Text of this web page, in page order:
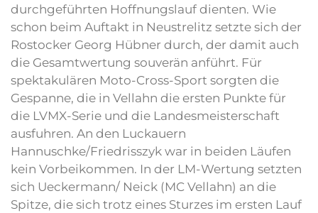
durchgeführten Hoffnungslauf dienten. Wie
schon beim Auftakt in Neustrelitz setzte sich der
Rostocker Georg Hübner durch, der damit auch
die Gesamtwertung souverän anführt. Für
spektakulären Moto-Cross-Sport sorgten die
Gespanne, die in Vellahn die ersten Punkte für
die LVMX-Serie und die Landesmeisterschaft
ausfuhren. An den Luckauern
Hannuschke/Friedrisszyk war in beiden Läufen
kein Vorbeikommen. In der LM-Wertung setzten
sich Ueckermann/ Neick (MC Vellahn) an die
Spitze, die sich trotz eines Sturzes im ersten Lauf